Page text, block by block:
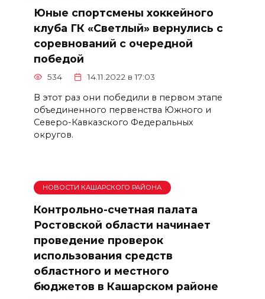
Юные спортсмены хоккейного
клуба ГК «Светлый» вернулись с
соревнований с очередной
победой
534 14.11.2022 в 17:03
В этот раз они победили в первом этапе
объединенного первенства Южного и
Северо-Кавказского Федеральных
округов.
НОВОСТИ КАШАРСКОГО РАЙОНА
Контрольно-счетная палата
Ростовской области начинает
проведение проверок
использования средств
областного и местного
бюджетов в Кашарском районе